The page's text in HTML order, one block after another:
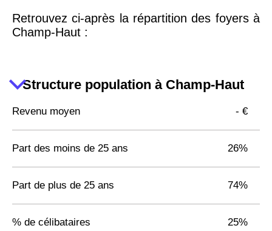
Retrouvez ci-après la répartition des foyers à
Champ-Haut :
Structure population à Champ-Haut
Revenu moyen - €
Part des moins de 25 ans 26%
Part de plus de 25 ans 74%
% de célibataires 25%